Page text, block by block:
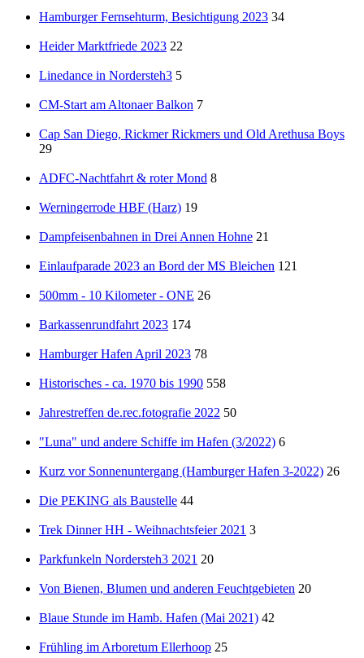
Hamburger Fernsehturm, Besichtigung 2023 34
Heider Marktfriede 2023 22
Linedance in Nordersteh3 5
CM-Start am Altonaer Balkon 7
Cap San Diego, Rickmer Rickmers und Old Arethusa Boys
29
ADFC-Nachtfahrt & roter Mond 8
Werningerrode HBF (Harz) 19
Dampfeisenbahnen in Drei Annen Hohne 21
Einlaufparade 2023 an Bord der MS Bleichen 121
500mm - 10 Kilometer - ONE 26
Barkassenrundfahrt 2023 174
Hamburger Hafen April 2023 78
Historisches - ca. 1970 bis 1990 558
Jahrestreffen de.rec.fotografie 2022 50
"Luna" und andere Schiffe im Hafen (3/2022) 6
Kurz vor Sonnenuntergang (Hamburger Hafen 3-2022) 26
Die PEKING als Baustelle 44
Trek Dinner HH - Weihnachtsfeier 2021 3
Parkfunkeln Nordersteh3 2021 20
Von Bienen, Blumen und anderen Feuchtgebieten 20
Blaue Stunde im Hamb. Hafen (Mai 2021) 42
Frühling im Arboretum Ellerhoop 25